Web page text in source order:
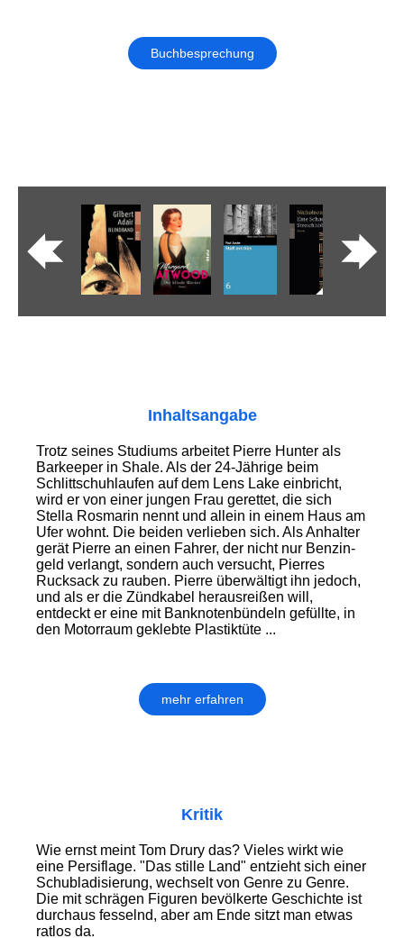
Buchbesprechung
Inhaltsangabe
Trotz seines Studiums arbeitet Pierre Hunter als
Barkeeper in Shale. Als der 24-Jährige beim
Schlittschuhlaufen auf dem Lens Lake einbricht,
wird er von einer jungen Frau gerettet, die sich
Stella Rosmarin nennt und allein in einem Haus am
Ufer wohnt. Die beiden verlieben sich. Als Anhalter
gerät Pierre an einen Fahrer, der nicht nur Benzin­
geld verlangt, sondern auch versucht, Pierres
Rucksack zu rauben. Pierre über­wältigt ihn jedoch,
und als er die Zündkabel herausreißen will,
entdeckt er eine mit Banknotenbündeln gefüllte, in
den Motor­raum geklebte Plastiktüte ...
mehr erfahren
Kritik
Wie ernst meint Tom Drury das? Vieles wirkt wie
eine Persiflage. "Das stille Land" entzieht sich einer
Schubladisierung, wechselt von Genre zu Genre.
Die mit schrägen Figuren bevölkerte Geschichte ist
durchaus fesselnd, aber am Ende sitzt man etwas
ratlos da.